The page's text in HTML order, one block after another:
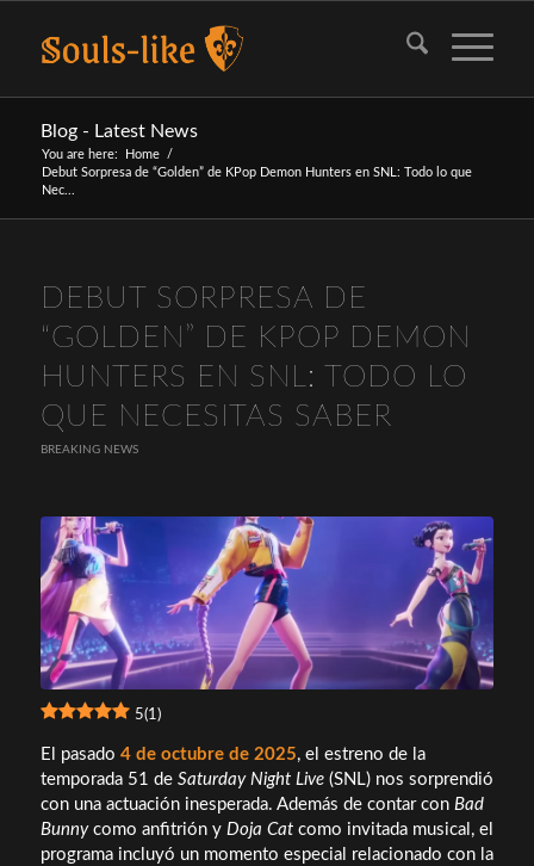
Blog - Latest News
You are here: Home
/
Debut Sorpresa de “Golden” de KPop Demon Hunters en SNL: Todo lo que
Nec...
DEBUT SORPRESA DE
“GOLDEN” DE KPOP DEMON
HUNTERS EN SNL: TODO LO
QUE NECESITAS SABER
BREAKING NEWS
5(1)
El pasado 4 de octubre de 2025, el estreno de la
temporada 51 de Saturday Night Live(SNL) nos sorprendió
con una actuación inesperada. Además de contar con Bad
Bunnycomo anfitrión y Doja Catcomo invitada musical, el
programa incluyó un momento especial relacionado con la